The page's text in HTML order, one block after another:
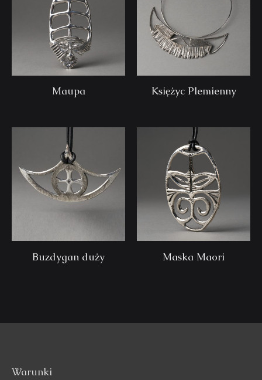
Maupa Księżyc Plemienny
Buzdygan duży Maska Maori
Warunki